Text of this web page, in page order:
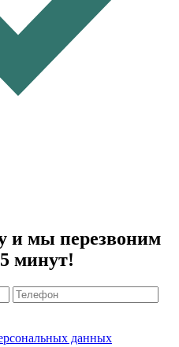
и мы перезвоним
минут!
данных